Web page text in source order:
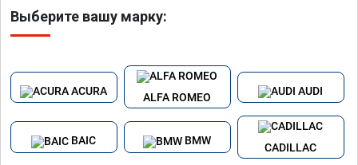
Выберите вашу марку:
ACURA
ALFA ROMEO
AUDI
BAIC BMW
CADILLAC